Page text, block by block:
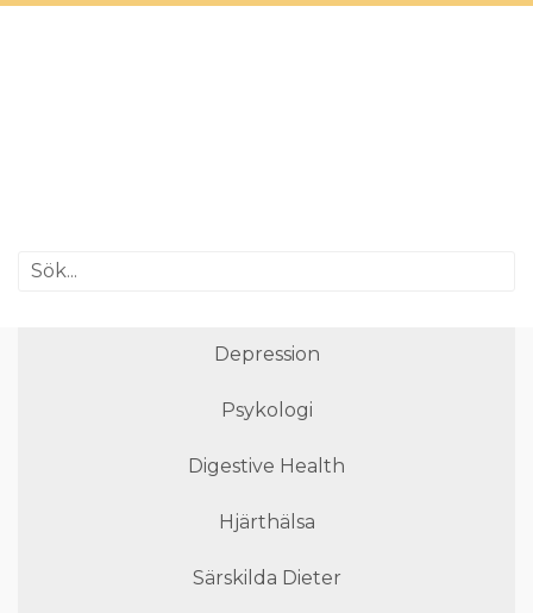
Depression
Psykologi
Digestive Health
Hjärthälsa
Särskilda Dieter